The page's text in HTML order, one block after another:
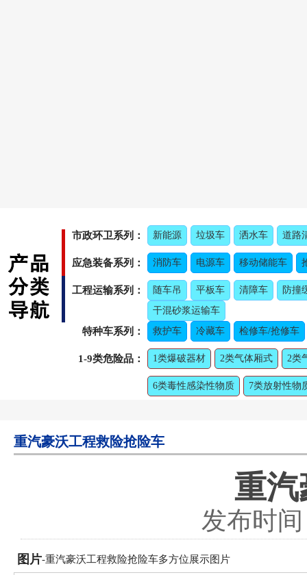
市政环卫系列： 新能源 垃圾车 洒水车 道路
应急装备系列： 消防车 电源车 移动储能车
工程运输系列： 随车吊 平板车 清障车
防撞
干混砂浆运输车
特种车系列： 救护车 冷藏车 检修车/抢修车
1-9类危险品： 1类爆破器材 2类气体厢式 2类
6类毒性感染性物质 7类放射性物
重汽豪沃工程救险抢险车
重
发布时
图片-重汽豪沃工程救险抢险车多方位展示图片